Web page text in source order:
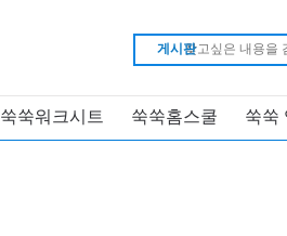
게시판
쑥쑥워크시트 쑥쑥홈스쿨 쑥쑥